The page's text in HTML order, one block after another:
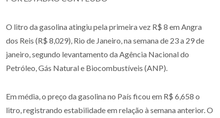
O litro da gasolina atingiu pela primeira vez R$ 8 em Angra
dos Reis (R$ 8,029), Rio de Janeiro, na semana de 23 a 29 de
janeiro, segundo levantamento da Agência Nacional do
Petróleo, Gás Natural e Biocombustíveis (ANP).
Em média, o preço da gasolina no País ficou em R$ 6,658 o
litro, registrando estabilidade em relação à semana anterior. O